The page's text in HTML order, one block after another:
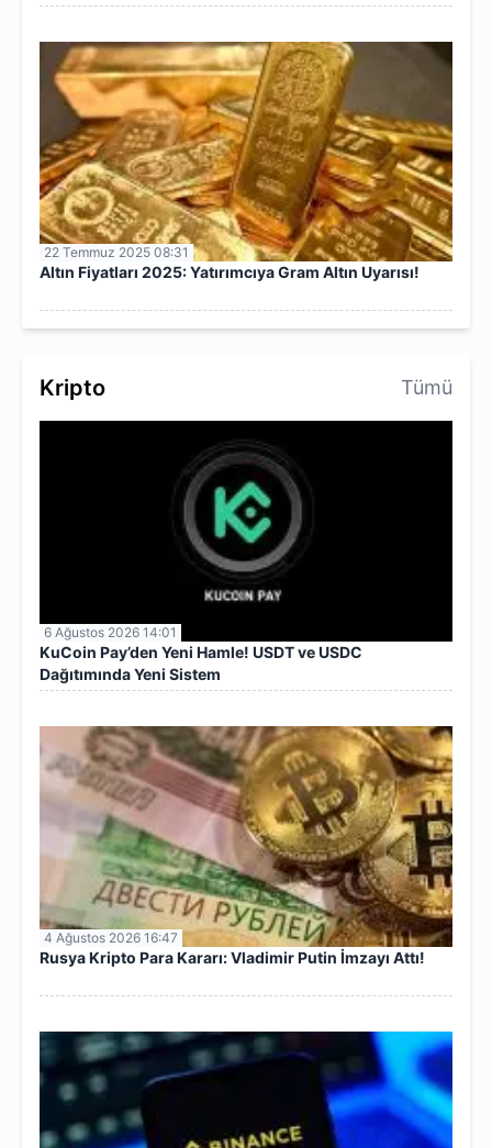
22 Temmuz 2025 08:31
Altın Fiyatları 2025: Yatırımcıya Gram Altın Uyarısı!
Kripto Tümü
6 Ağustos 2026 14:01
KuCoin Pay’den Yeni Hamle! USDT ve USDC
Dağıtımında Yeni Sistem
4 Ağustos 2026 16:47
Rusya Kripto Para Kararı: Vladimir Putin İmzayı Attı!